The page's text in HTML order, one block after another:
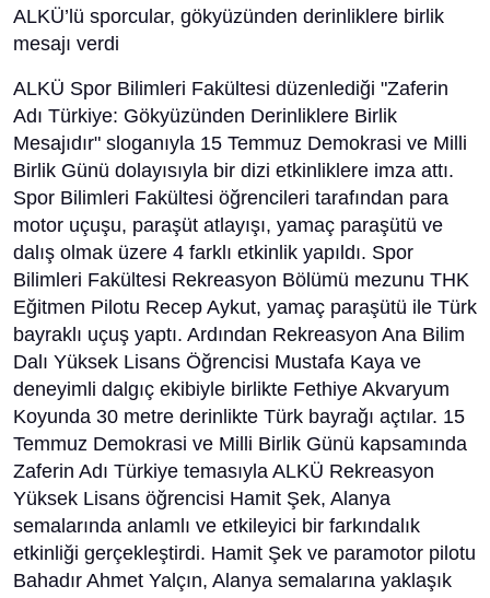
ALKÜ’lü sporcular, gökyüzünden derinliklere birlik
mesajı verdi
ALKÜ Spor Bilimleri Fakültesi düzenlediği "Zaferin
Adı Türkiye: Gökyüzünden Derinliklere Birlik
Mesajıdır" sloganıyla 15 Temmuz Demokrasi ve Milli
Birlik Günü dolayısıyla bir dizi etkinliklere imza attı.
Spor Bilimleri Fakültesi öğrencileri tarafından para
motor uçuşu, paraşüt atlayışı, yamaç paraşütü ve
dalış olmak üzere 4 farklı etkinlik yapıldı. Spor
Bilimleri Fakültesi Rekreasyon Bölümü mezunu THK
Eğitmen Pilotu Recep Aykut, yamaç paraşütü ile Türk
bayraklı uçuş yaptı. Ardından Rekreasyon Ana Bilim
Dalı Yüksek Lisans Öğrencisi Mustafa Kaya ve
deneyimli dalgıç ekibiyle birlikte Fethiye Akvaryum
Koyunda 30 metre derinlikte Türk bayrağı açtılar. 15
Temmuz Demokrasi ve Milli Birlik Günü kapsamında
Zaferin Adı Türkiye temasıyla ALKÜ Rekreasyon
Yüksek Lisans öğrencisi Hamit Şek, Alanya
semalarında anlamlı ve etkileyici bir farkındalık
etkinliği gerçekleştirdi. Hamit Şek ve paramotor pilotu
Bahadır Ahmet Yalçın, Alanya semalarına yaklaşık